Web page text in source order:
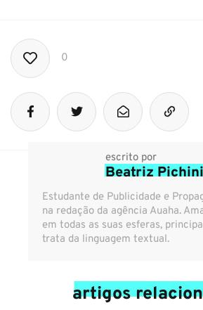
0
escrito por
Beatriz
Estudante de Publicidade e
na redação da agência Auaha.
em todas as suas esferas,
trata da linguagem textual.
artigos